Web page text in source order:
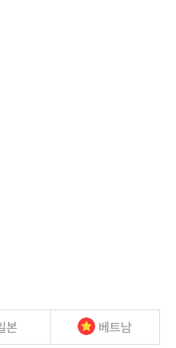
본 베트남